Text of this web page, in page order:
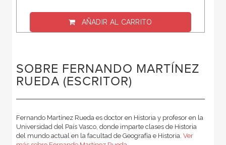
AÑADIR AL CARRITO
SOBRE FERNANDO MARTÍNEZ
RUEDA (ESCRITOR)
Fernando Martínez Rueda es doctor en Historia y profesor en la
Universidad del País Vasco, donde imparte clases de Historia
del mundo actual en la facultad de Geografía e Historia. Ver